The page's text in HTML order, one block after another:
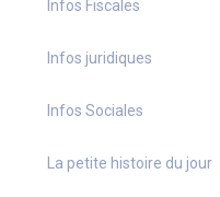
Infos Fiscales
Infos juridiques
Infos Sociales
La petite histoire du jour